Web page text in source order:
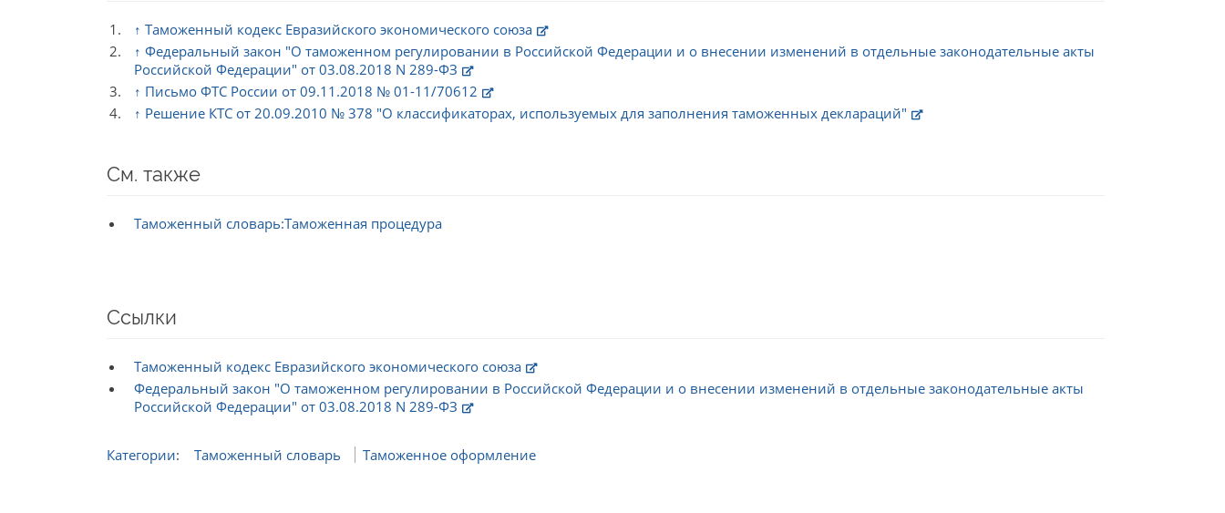
↑ Таможенный кодекс Евразийского экономического союза
↑ Федеральный закон "О таможенном регулировании в Российской Федерации и о внесении изменений в отдельные законодательные акты
Российской Федерации" от 03.08.2018 N 289-ФЗ
↑ Письмо ФТС России от 09.11.2018 № 01-11/70612
↑ Решение КТС от 20.09.2010 № 378 "О классификаторах, используемых для заполнения таможенных деклараций"
См. также
Таможенный словарь:Таможенная процедура
Ссылки
Таможенный кодекс Евразийского экономического союза
Федеральный закон "О таможенном регулировании в Российской Федерации и о внесении изменений в отдельные законодательные акты
Российской Федерации" от 03.08.2018 N 289-ФЗ
Категории: Таможенный словарь Таможенное оформление